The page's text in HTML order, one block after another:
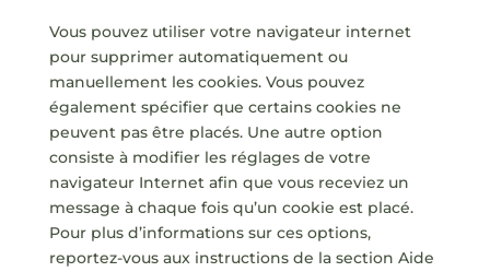
Vous pouvez utiliser votre navigateur internet
pour supprimer automatiquement ou
manuellement les cookies. Vous pouvez
également spécifier que certains cookies ne
peuvent pas être placés. Une autre option
consiste à modifier les réglages de votre
navigateur Internet afin que vous receviez un
message à chaque fois qu’un cookie est placé.
Pour plus d’informations sur ces options,
reportez-vous aux instructions de la section Aide